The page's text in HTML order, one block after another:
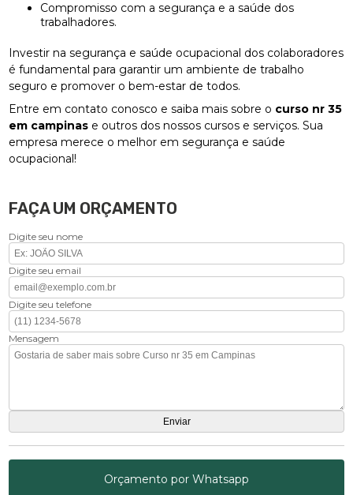
Compromisso com a segurança e a saúde dos
trabalhadores.
Investir na segurança e saúde ocupacional dos colaboradores
é fundamental para garantir um ambiente de trabalho
seguro e promover o bem-estar de todos.
Entre em contato conosco e saiba mais sobre o curso nr 35
em campinas e outros dos nossos cursos e serviços. Sua
empresa merece o melhor em segurança e saúde
ocupacional!
FAÇA UM ORÇAMENTO
Digite seu nome
Digite seu email
Digite seu telefone
Mensagem
Orçamento por Whatsapp